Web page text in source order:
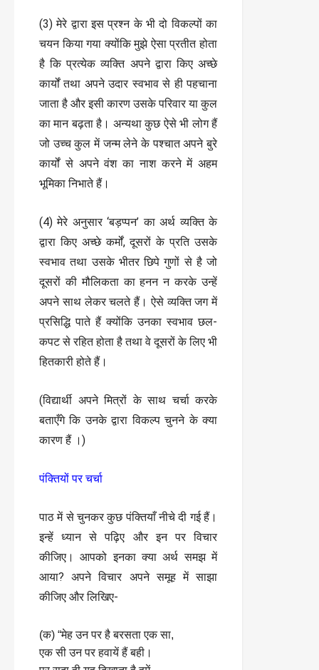
(3) मेरे द्वारा इस प्रश्न के भी दो विकल्पों का
चयन किया गया क्योंकि मुझे ऐसा प्रतीत होता
है कि प्रत्येक व्यक्ति अपने द्वारा किए अच्छे
कार्यों तथा अपने उदार स्वभाव से ही पहचाना
जाता है और इसी कारण उसके परिवार या कुल
का मान बढ़ता है। अन्यथा कुछ ऐसे भी लोग हैं
जो उच्च कुल में जन्म लेने के पश्चात अपने बुरे
कार्यों से अपने वंश का नाश करने में अहम
भूमिका निभाते हैं।
(4) मेरे अनुसार ‘बड़प्पन’ का अर्थ व्यक्ति के
द्वारा किए अच्छे कर्मों, दूसरों के प्रति उसके
स्वभाव तथा उसके भीतर छिपे गुणों से है जो
दूसरों की मौलिकता का हनन न करके उन्हें
अपने साथ लेकर चलते हैं। ऐसे व्यक्ति जग में
प्रसिद्धि पाते हैं क्योंकि उनका स्वभाव छल-
कपट से रहित होता है तथा वे दूसरों के लिए भी
हितकारी होते हैं।
(विद्यार्थी अपने मित्रों के साथ चर्चा करके
बताएँगे कि उनके द्वारा विकल्प चुनने के क्या
कारण हैं ।)
पंक्तियों पर चर्चा
पाठ में से चुनकर कुछ पंक्तियाँ नीचे दी गई हैं।
इन्हें ध्यान से पढ़िए और इन पर विचार
कीजिए। आपको इनका क्या अर्थ समझ में
आया? अपने विचार अपने समूह में साझा
कीजिए और लिखिए-
(क) “मेह उन पर है बरसता एक सा,
एक सी उन पर हवायें हैं बही।